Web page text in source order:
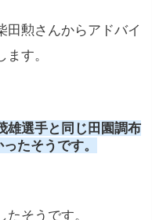
田勲さんからアドバイ
す。
雄選手と同じ田園調布
たそうです。
そうです。